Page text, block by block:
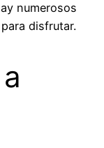
numerosos
disfrutar.